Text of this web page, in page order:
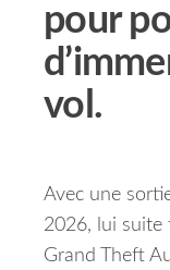
pour
vol.
Avec une
2026, lui suite
Grand Theft